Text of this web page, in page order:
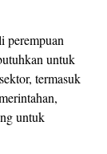
perempuan
untuk
termasuk
untuk